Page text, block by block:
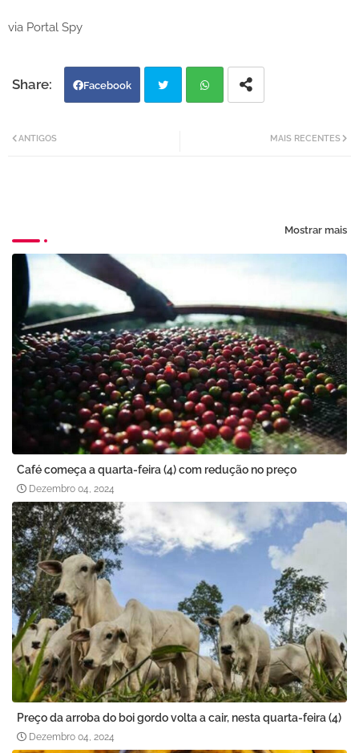
via Portal Spy
Facebook
MAIS RECENTES
ANTIGOS
Mostrar mais
Café começa a quarta-feira (4) com redução no preço
Dezembro 04, 2024
Preço da arroba do boi gordo volta a cair, nesta quarta-feira (4)
Dezembro 04, 2024